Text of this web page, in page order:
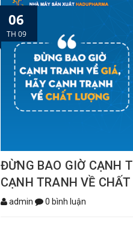
06
TH 09
ĐỪNG BAO GIỜ CẠNH
CẠNH TRANH VỀ
admin 0 bình luận